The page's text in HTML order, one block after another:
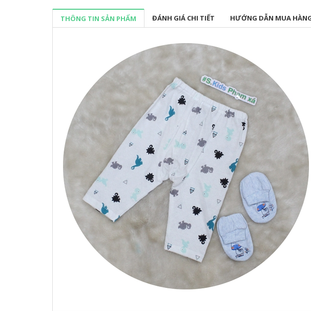
THÔNG TIN SẢN PHẨM ĐÁNH GIÁ CHI TIẾT HƯỚNG DẪN MUA